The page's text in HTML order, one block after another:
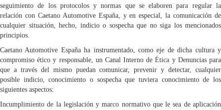
seguimiento de los protocolos y normas que se elaboren para regular la
relación con Caetano Automotive España, y en especial, la comunicación de
cualquier situación, hecho, indicio o sospecha que no siga los mencionados
principios.
Caetano Automotive España ha instrumentado, como eje de dicha cultura y
compromiso ético y responsable, un Canal Interno de Ética y Denuncias para
que a través del mismo puedan comunicar, prevenir y detectar, cualquier
posible indicio, conocimiento o sospecha que tuviera conocimiento de los
siguientes aspectos:
Incumplimiento de la legislación y marco normativo que le sea de aplicación